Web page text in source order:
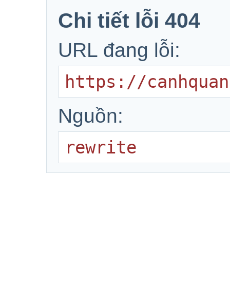
Chi tiết lỗi 404
URL đang lỗi:
https://
Nguồn:
rewrite